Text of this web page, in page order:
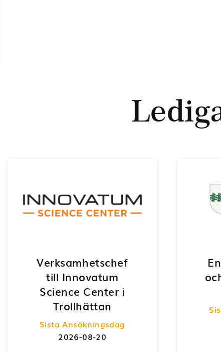
Verksamhetschef
till Innovatum
Science Center i
Trollhättan
Sista Ansökningsdag
2026-08-20